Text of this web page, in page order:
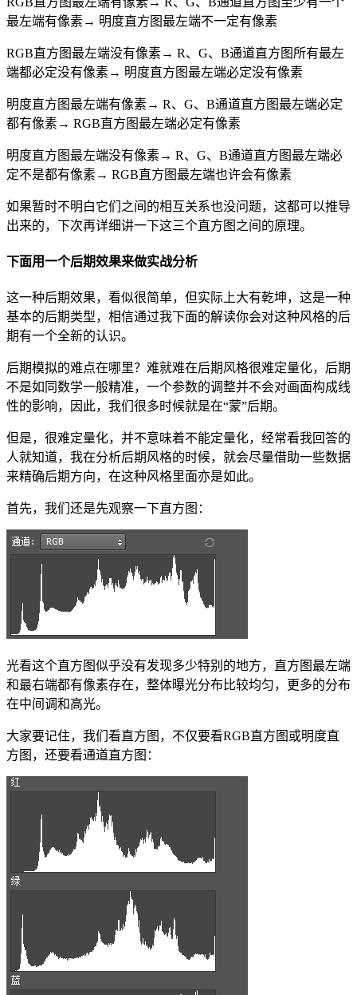
最左端有像素→ 明度直方图最左端不一定有像素
RGB直方图最左端没有像素→ R、G、B通道直方图所有最左
端都必定没有像素→ 明度直方图最左端必定没有像素
明度直方图最左端有像素→ R、G、B通道直方图最左端必定
都有像素→ RGB直方图最左端必定有像素
明度直方图最左端没有像素→ R、G、B通道直方图最左端必
定不是都有像素→ RGB直方图最左端也许会有像素
如果暂时不明白它们之间的相互关系也没问题，这都可以推导
出来的，下次再详细讲一下这三个直方图之间的原理。
下面用一个后期效果来做实战分析
这一种后期效果，看似很简单，但实际上大有乾坤，这是一种
基本的后期类型，相信通过我下面的解读你会对这种风格的后
期有一个全新的认识。
后期模拟的难点在哪里？难就难在后期风格很难定量化，后期
不是如同数学一般精准，一个参数的调整并不会对画面构成线
性的影响，因此，我们很多时候就是在“蒙”后期。
但是，很难定量化，并不意味着不能定量化，经常看我回答的
人就知道，我在分析后期风格的时候，就会尽量借助一些数据
来精确后期方向，在这种风格里面亦是如此。
首先，我们还是先观察一下直方图：
光看这个直方图似乎没有发现多少特别的地方，直方图最左端
和最右端都有像素存在，整体曝光分布比较均匀，更多的分布
在中间调和高光。
大家要记住，我们看直方图，不仅要看RGB直方图或明度直
方图，还要看通道直方图：